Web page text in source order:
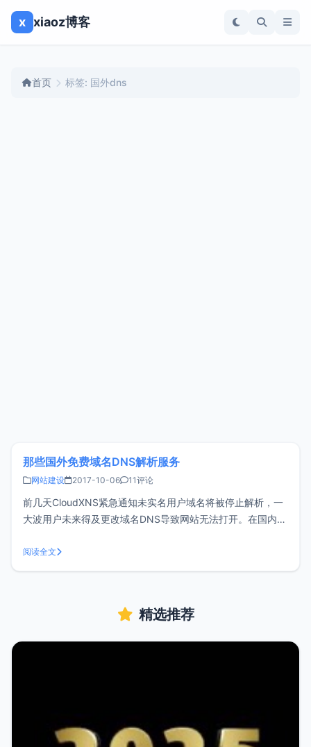
x xiaoz博客
首页 标签: 国外dns
那些国外免费域名DNS解析服务
网站建设 2017-10-06 11评论
前几天CloudXNS紧急通知未实名用户域名将被停止解析，一
大波用户未来得及更改域名DNS导致网站无法打开。在国内很
心。国外也有很多提供免费域名DNS解析服务的商家，这篇文
章收集整理一下，供各位选择。DNSPOD国际版官网地址：
阅读全文
精选推荐